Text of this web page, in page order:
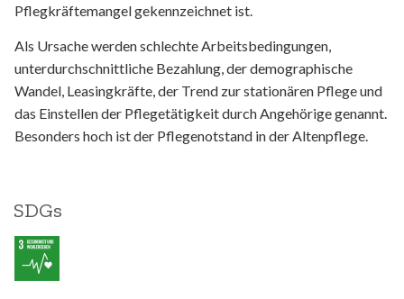
Pflegkräftemangel gekennzeichnet ist.
Als Ursache werden schlechte Arbeitsbedingungen,
unterdurchschnittliche Bezahlung, der demographische
Wandel, Leasingkräfte, der Trend zur stationären Pflege und
das Einstellen der Pflegetätigkeit durch Angehörige genannt.
Besonders hoch ist der Pflegenotstand in der Altenpflege.
SDGs